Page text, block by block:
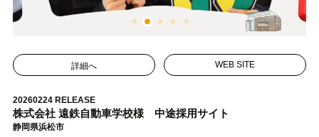
詳細へ WEB SITE
20260224 RELEASE
株式会社 遠鉄自動車学校様 中途採用サイト
静岡県浜松市